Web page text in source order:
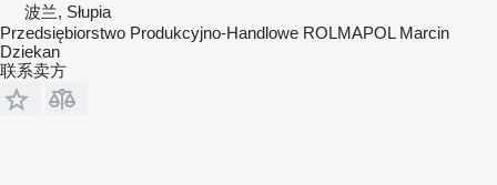
波兰, Słupia
Przedsiębiorstwo Produkcyjno-Handlowe ROLMAPOL Marcin
Dziekan
联系卖方